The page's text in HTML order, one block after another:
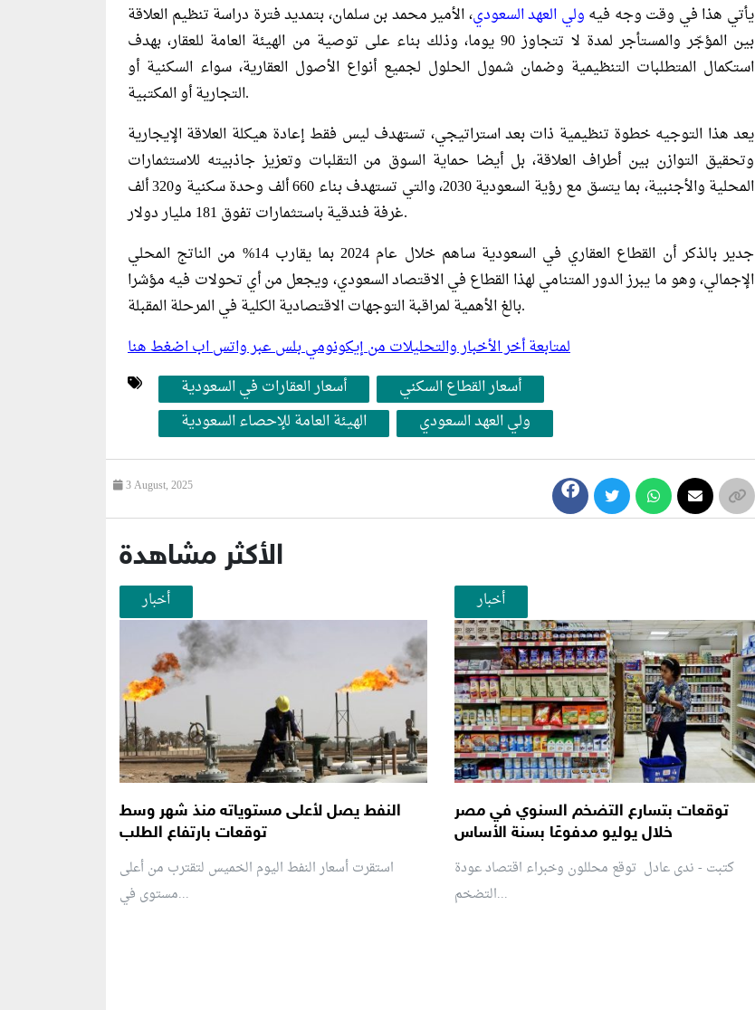
يأتي هذا في وقت وجه فيه ولي العهد السعودي، الأمير محمد بن سلمان، بتمديد فترة دراسة تنظيم العلاقة
بين المؤجّر والمستأجر لمدة لا تتجاوز 90 يوما، وذلك بناء على توصية من الهيئة العامة للعقار، بهدف
استكمال المتطلبات التنظيمية وضمان شمول الحلول لجميع أنواع الأصول العقارية، سواء السكنية أو
التجارية أو المكتبية.
يعد هذا التوجيه خطوة تنظيمية ذات بعد استراتيجي، تستهدف ليس فقط إعادة هيكلة العلاقة الإيجارية
وتحقيق التوازن بين أطراف العلاقة، بل أيضا حماية السوق من التقلبات وتعزيز جاذبيته للاستثمارات
المحلية والأجنبية، بما يتسق مع رؤية السعودية 2030، والتي تستهدف بناء 660 ألف وحدة سكنية و320 ألف
غرفة فندقية باستثمارات تفوق 181 مليار دولار.
جدير بالذكر أن القطاع العقاري في السعودية ساهم خلال عام 2024 بما يقارب 14% من الناتج المحلي
الإجمالي، وهو ما يبرز الدور المتنامي لهذا القطاع في الاقتصاد السعودي، ويجعل من أي تحولات فيه مؤشرا
بالغ الأهمية لمراقبة التوجهات الاقتصادية الكلية في المرحلة المقبلة.
لمتابعة أخر الأخبار والتحليلات من إيكونومي بلس عبر واتس اب اضغط هنا
أسعار العقارات في السعودية
أسعار القطاع السكني
الهيئة العامة للإحصاء السعودية
ولي العهد السعودي
3 August, 2025
الأكثر مشاهدة
أخبار
النفط يصل لأعلى مستوياته منذ شهر وسط
توقعات بارتفاع الطلب
استقرت أسعار النفط اليوم الخميس لتقترب من أعلى
مستوى في...
أخبار
توقعات بتسارع التضخم السنوي في مصر
خلال يوليو مدفوعًا بسنة الأساس
كتبت - ندى عادل توقع محللون وخبراء اقتصاد عودة
التضخم...